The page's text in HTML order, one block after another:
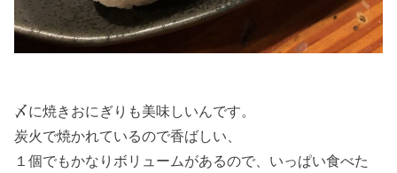
〆に焼きおにぎりも美味しいんです。
炭火で焼かれているので香ばしい、
１個でもかなりボリュームがあるので、いっぱい食べた